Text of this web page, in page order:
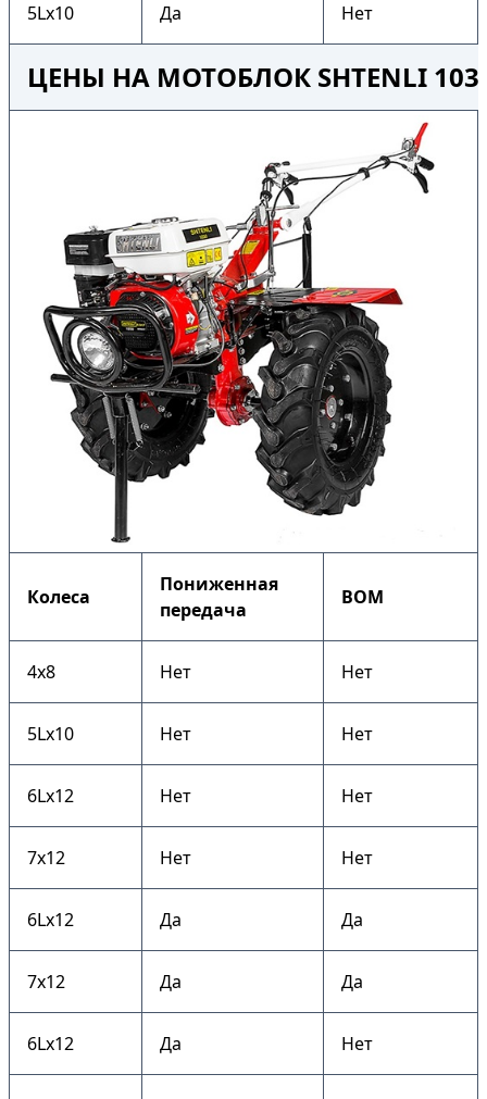
5Lх10 Да Нет
ЦЕНЫ НА МОТОБЛОК SHTENLI
Колеса
Пониженная
передача
ВОМ
4х8 Нет Нет
5Lх10 Нет Нет
6Lх12 Нет Нет
7х12 Нет Нет
6Lх12 Да Да
7х12 Да Да
6Lх12 Да Нет